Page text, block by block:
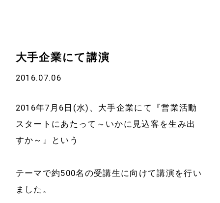
ホーム
サービス
事例と実績
事例と実績
導入企業一覧
会社概要
大手企業にて講演
2016.07.06
2016年7月6日(水)、大手企業にて『営業活動
スタートにあたって～いかに見込客を生み出
すか～』という
テーマで約500名の受講生に向けて講演を行い
ました。